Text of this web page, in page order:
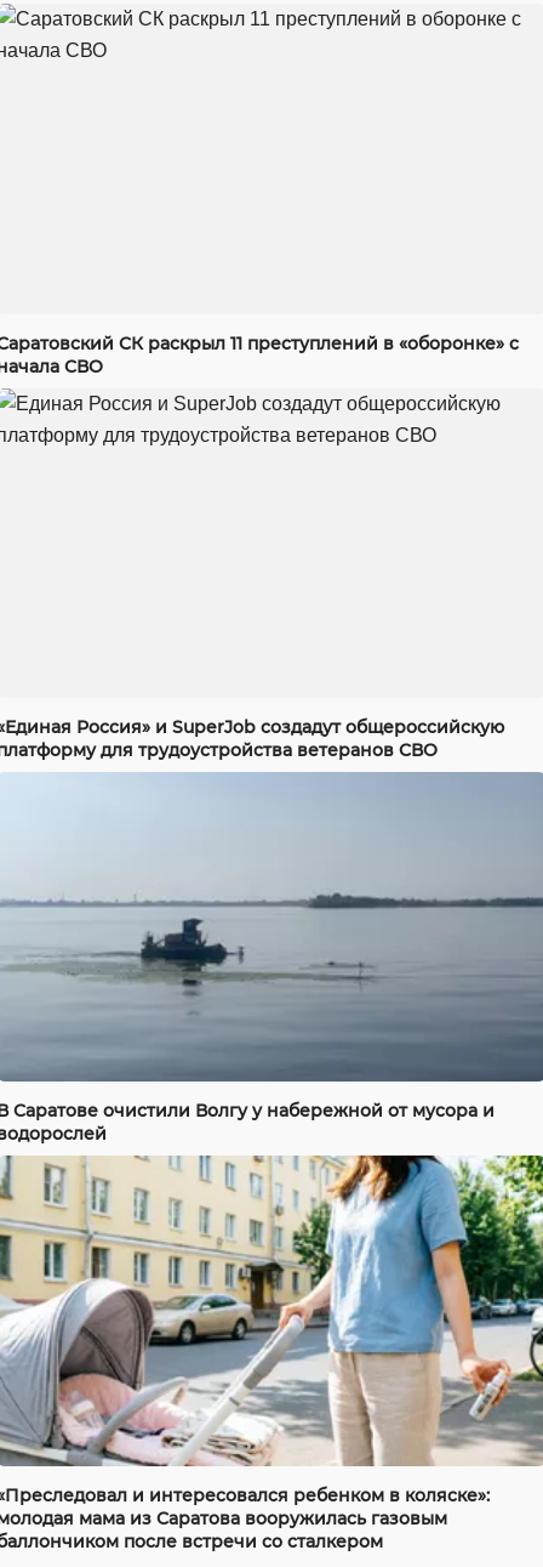
СК раскрыл 11 преступлений в «оборонке» с
СВО
Россия» и SuperJob создадут общероссийскую
для трудоустройства ветеранов СВО
Саратове очистили Волгу у набережной от мусора и
и интересовался ребенком в коляске»:
мама из Саратова вооружилась газовым
после встречи со сталкером